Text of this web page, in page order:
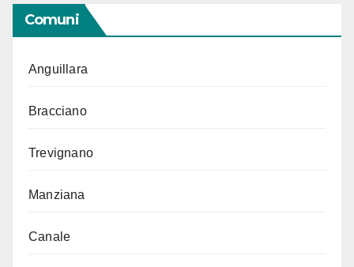
Comuni
Anguillara
Bracciano
Trevignano
Manziana
Canale